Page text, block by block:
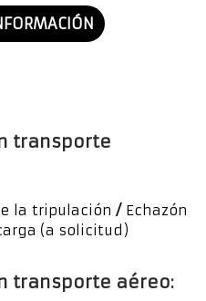
transporte
la tripulación/Echazón
(a solicitud)
transporte aéreo: